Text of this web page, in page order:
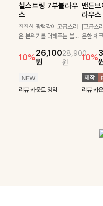
첼스트링 7부블라우
스
잔잔한 광택감이 고급스러
운 분위기를 더해주는 블라
프릴 밑단이 자연스럽게 실
루엣을 살려주며, 여유로운
스러운 무드를 완성해준답
니다 🤍
10%26,100
원
28,900
원
리뷰 카운트 영역
맨튼
라우스
[고급스
은한 체
로 고급
었으며
을 더욱
블라우
10%
리뷰 카
론클디 브이넥니트
부드럽게 몸을 감싸는 니트
짜임으로 편안한 착용감을
더해드리며 여유 있게 떨어
여리여리한 실루엣을 완성
해드려요 ✨ 단독은 물론 다
게 매치되는 데일리 니트랍
니다
10%원
원
리뷰 카운트 영역
칠스
부니트
[골드버
스트라
이템입
으로 깔
어 주는
10%
리뷰 카
필첸체크 스트링블라
우스+플레어스커트
SET
[활용도 좋은 투피스]은은한
테일이 어우러진 투피스 세
트입니다. 여유로운 상의와
풍성하게 퍼지는 롱스커트가
론, 단품으로도 다양하게 활
42,900
원
49,800
특스트
피스+
SET
가볍고 시
성되어 코
도 높은
주는 아
이 활용
며, 스트
원